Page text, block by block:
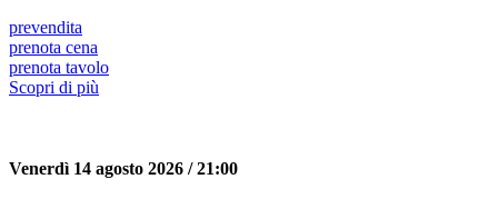
prevendita
prenota cena
prenota tavolo
Scopri di più
Venerdì 14 agosto 2026 / 21:00